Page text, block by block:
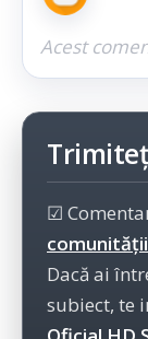
Acest
☑
comunității
Dacă ai
subiect, te